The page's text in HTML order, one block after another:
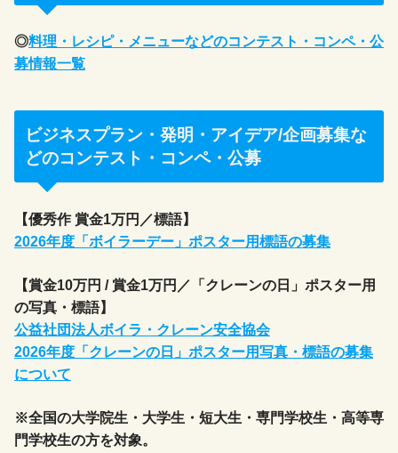
◎料理・レシピ・メニューなどのコンテスト・コンペ・公
募情報一覧
ビジネスプラン・発明・アイデア/企画募集な
どのコンテスト・コンペ・公募
【優秀作 賞金1万円／標語】
2026年度「ボイラーデー」ポスター用標語の募集
【賞金10万円 / 賞金1万円／「クレーンの日」ポスター用
の写真・標語】
公益社団法人ボイラ・クレーン安全協会
2026年度「クレーンの日」ポスター用写真・標語の募集
について
※全国の大学院生・大学生・短大生・専門学校生・高等専
門学校生の方を対象。